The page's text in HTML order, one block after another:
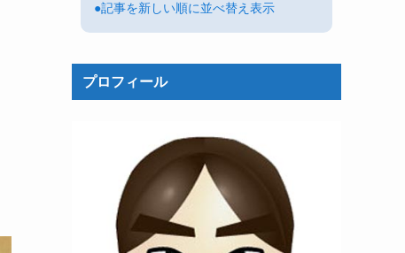
●記事を新しい順に並べ替え表示
プロフィール